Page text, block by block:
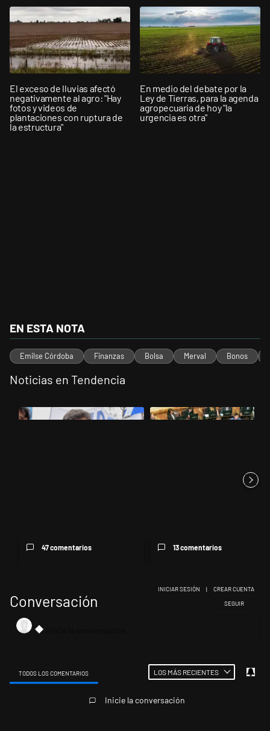
El exceso de lluvias afectó
negativamente al agro: "Hay
fotos y videos de
plantaciones con ruptura de
la estructura"
En medio del debate por la
Ley de Tierras, para la agenda
agropecuaria de hoy "la
urgencia es otra"
EN ESTA NOTA
Emilse Córdoba Finanzas Bolsa Merval Bonos
Noticias en Tendencia
Un artículo de tendencia con el título "Kicillof apuntó contra Milei
47 comentarios
Un artículo de tendencia con el
13 comentarios
Conversación SIGA ESTA
SEGUIR
INICIAR SESIÓN | CREAR CUENTA
TODOS LOS COMENTARIOS LOS MÁS RECIENTES
Inicie la conversación